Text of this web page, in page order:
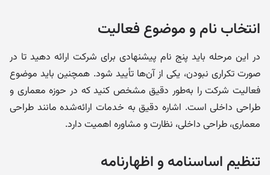
انتخاب نام و موضوع فعالیت
در این مرحله باید پنج نام پیشنهادی برای شرکت ارائه دهید تا در
صورت تکراری نبودن، یکی از آن‌ها تأیید شود. همچنین باید موضوع
فعالیت شرکت را به‌طور دقیق مشخص کنید که در حوزه معماری و
طراحی داخلی است. اشاره دقیق به خدمات ارائه‌شده مانند طراحی
معماری، طراحی داخلی، نظارت و مشاوره اهمیت دارد.
تنظیم اساسنامه و اظهارنامه